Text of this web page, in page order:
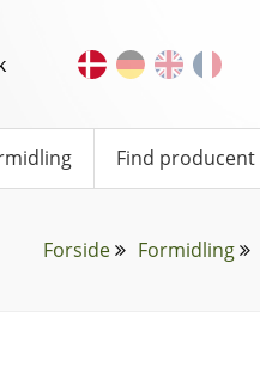
Find producent
Forside Formidling